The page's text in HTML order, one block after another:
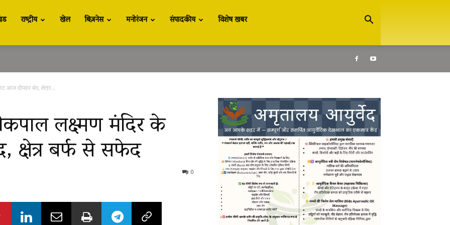
राष्ट्रीय खेल बिज़नेस मनोरंजन संपादकीय विशेष खबर
आज दोपहर बंद, क्षेत्र...
लक्ष्मण मंदिर के
बर्फ से सफेद
0